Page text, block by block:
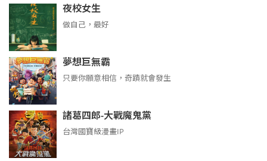
夜校女生
做自己，最好
夢想巨無霸
只要你願意相信，奇蹟就會發生
諸葛四郎-大戰魔鬼黨
台灣國寶級漫畫IP